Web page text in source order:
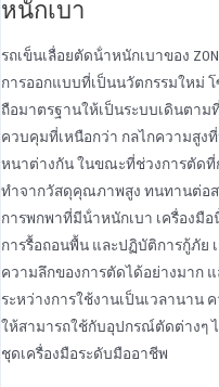
หนักเบา
รถเข็นเลื่อยตัดน้ําหนักเบาของ
การออกแบบที่เป็นนวัตกรรมใหม่
ถือมาตรฐานให้เป็นระบบเดินตา
ควบคุมที่เหนือกว่า กลไกความสูง
หนาต่างกัน ในขณะที่ช่วงการตัดที่
ทําจากวัสดุคุณภาพสูง ทนทานต่อ
การพกพาที่มีน้ําหนักเบา เครื่องมื
การรื้อถอนพื้น และปฏิบัติการกู้ภัย
ความลึกของการตัดได้อย่างมาก
ระหว่างการใช้งานเป็นเวลานาน
ให้สามารถใช้กับอุปกรณ์ตัดต่างๆ
ชุดเครื่องมือระดับมืออาชีพ